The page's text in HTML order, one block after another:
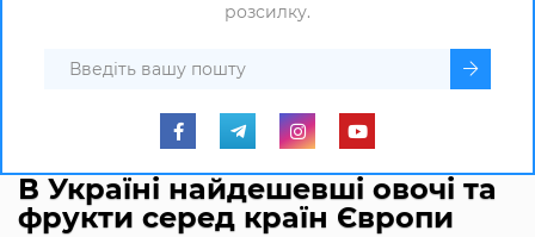
розсилку.
В Україні найдешевші овочі та
фрукти серед країн Європи